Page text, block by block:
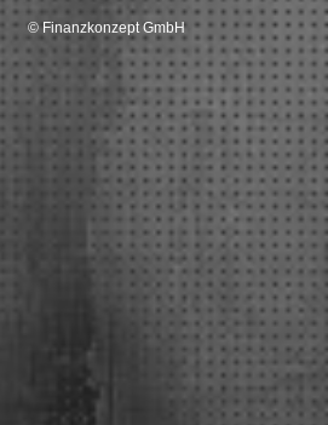
© Finanzkonzept GmbH